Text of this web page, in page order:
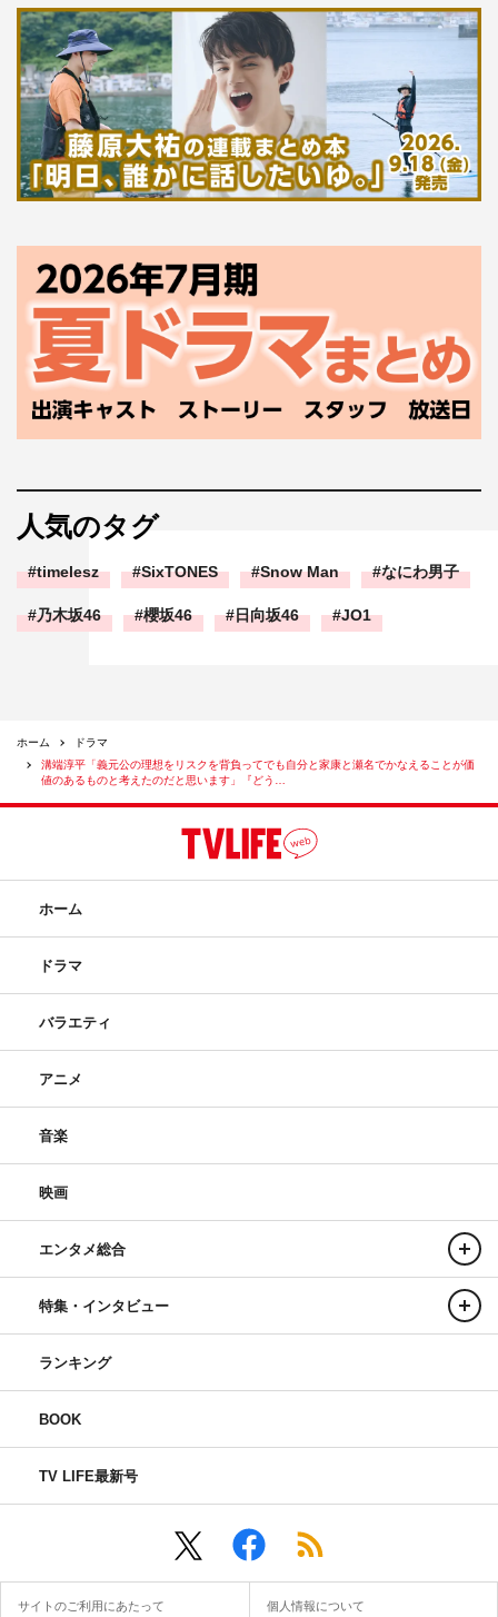
人気のタグ
timelesz SixTONES Snow Man なにわ男子
乃木坂46 櫻坂46 日向坂46 JO1
ホーム
ドラマ
溝端淳平「義元公の理想をリスクを背負ってでも自分と家康と瀬名でかなえることが価
値のあるものと考えたのだと思います」『どう…
ホーム
ドラマ
バラエティ
アニメ
音楽
映画
エンタメ総合
特集・インタビュー
ランキング
BOOK
TV LIFE最新号
サイトのご利用にあたって 個人情報について